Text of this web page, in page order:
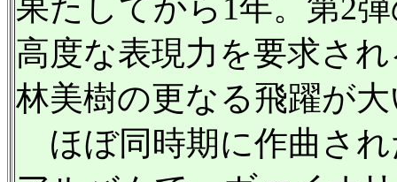
果たしてから1年。第2
高度な表現力を要求さ
林美樹の更なる飛躍が
ほぼ同時期に作曲され